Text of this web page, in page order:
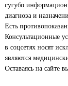
сугубо
диагноза и
Есть
Консультационные
в соцсетях носят
являются
Оставаясь на сайте